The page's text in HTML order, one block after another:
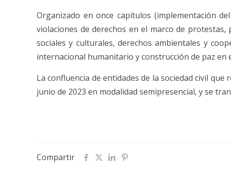
Organizado en once capítulos (implementación
violaciones de derechos en el marco de protestas,
sociales y culturales, derechos ambientales y
internacional humanitario y construcción de paz en
La confluencia de entidades de la sociedad civil
junio de 2023 en modalidad semipresencial, y se
Compartir